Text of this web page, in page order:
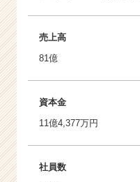
売上高
81億
資本金
11億4,377万円
社員数